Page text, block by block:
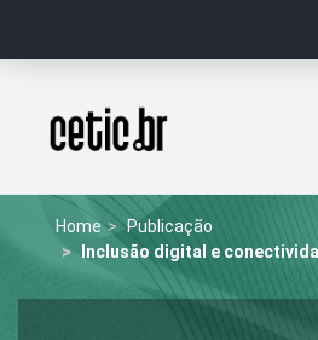
Página inicial
Home
Publicação
Inclusão digital e